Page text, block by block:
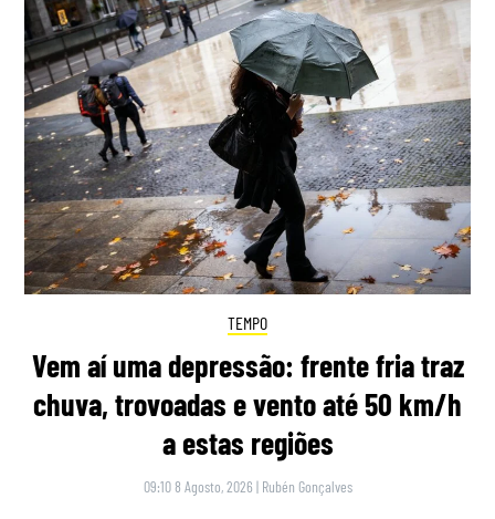
TEMPO
Vem aí uma depressão: frente fria traz
chuva, trovoadas e vento até 50 km/h
a estas regiões
09:10 8 Agosto, 2026 | Rubén Gonçalves